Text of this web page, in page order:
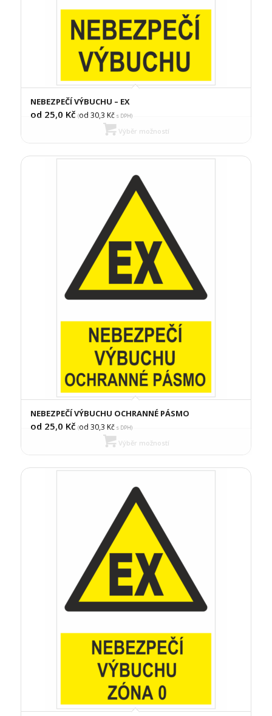
NEBEZPEČÍ VÝBUCHU – EX
od 25,0 Kč (od 30,3 Kčs DPH)
Výběr možností
NEBEZPEČÍ VÝBUCHU OCHRANNÉ PÁSMO
od 25,0 Kč (od 30,3 Kčs DPH)
Výběr možností